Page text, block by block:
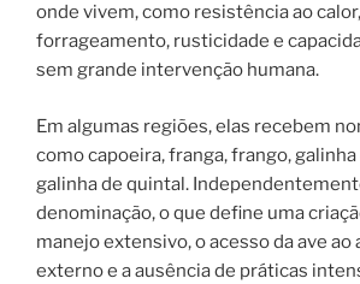
onde vivem, como resistência ao
forrageamento, rusticidade e
sem grande intervenção humana.
Em algumas regiões, elas recebem
como capoeira, franga, frango,
galinha de quintal.
denominação, o que define uma
manejo extensivo, o acesso da ave ao
externo e a ausência de práticas